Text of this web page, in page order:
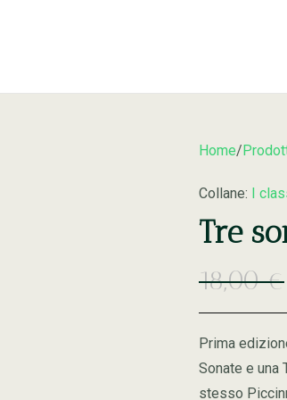
Home
Collane: I
Tre
18,00€
Prima
Sonate e una
stesso